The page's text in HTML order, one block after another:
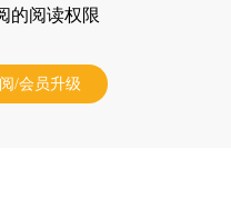
的阅读权限
/会员升级